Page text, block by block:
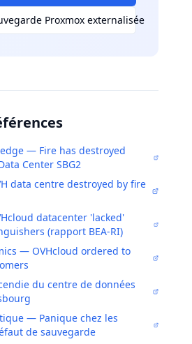
Proxmox externalisée
— Fire has destroyed
Center SBG2
data centre destroyed by fire
datacenter 'lacked'
(rapport BEA-RI)
— OVHcloud ordered to
du centre de données
— Panique chez les
de sauvegarde